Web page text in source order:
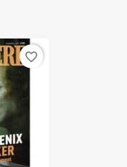
favorite_border